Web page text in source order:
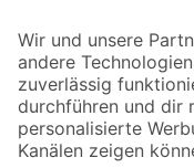
Der toom Newsletter: Keine
Zur Newsletter
Folge uns